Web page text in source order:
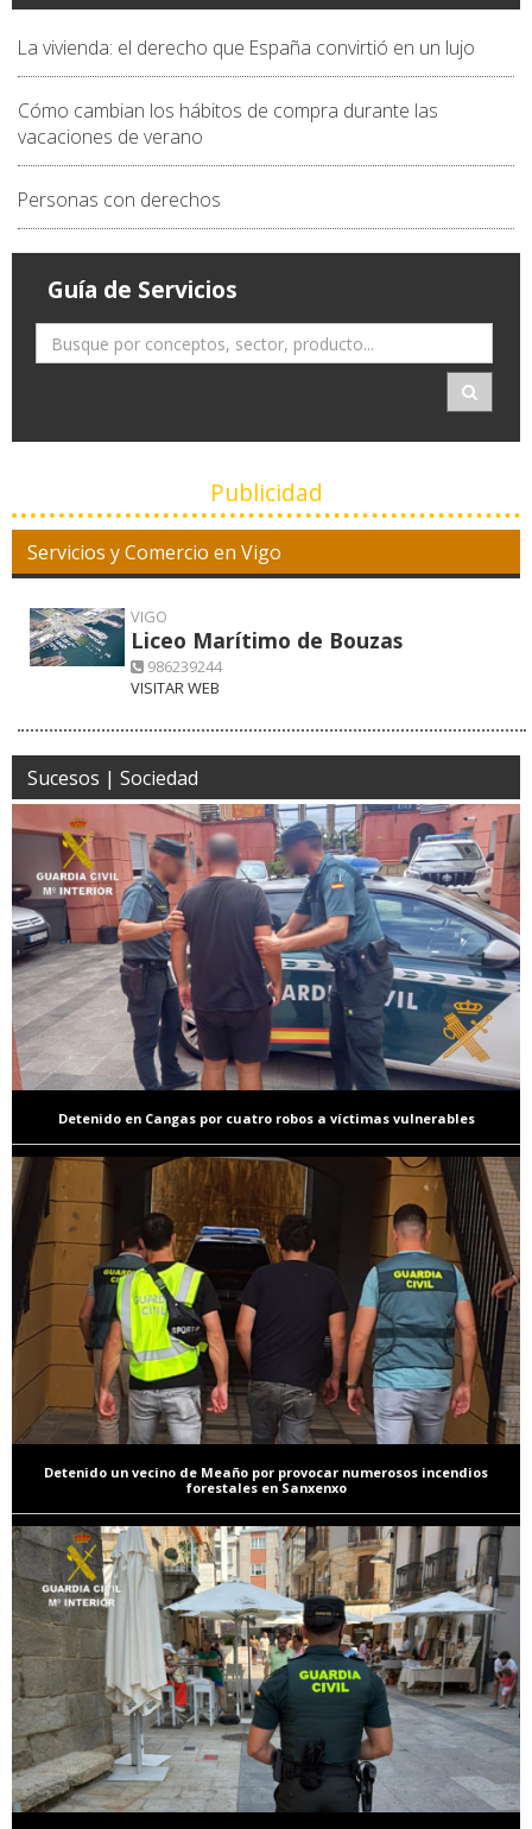
La vivienda: el derecho que España convirtió en un lujo
Cómo cambian los hábitos de compra durante las
vacaciones de verano
Personas con derechos
Guía de Servicios
Publicidad
Servicios y Comercio en Vigo
VIGO
Liceo Marítimo de Bouzas
986239244
VISITAR WEB
Sucesos | Sociedad
Detenido en Cangas por cuatro robos a víctimas vulnerables
Detenido un vecino de Meaño por provocar numerosos incendios
forestales en Sanxenxo